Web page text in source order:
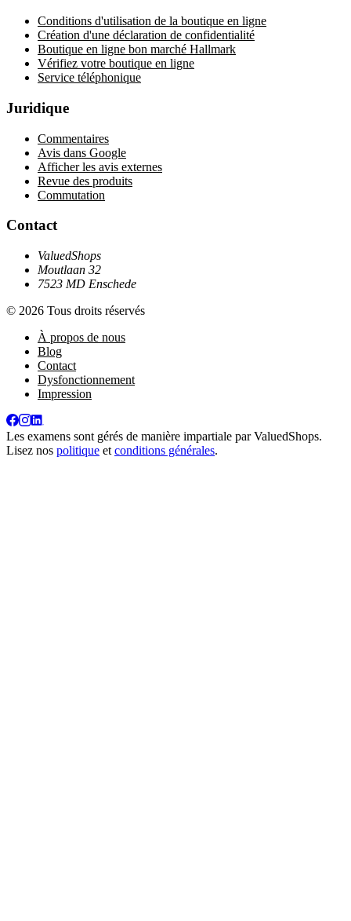
Conditions d'utilisation de la boutique en ligne
Création d'une déclaration de confidentialité
Boutique en ligne bon marché Hallmark
Vérifiez votre boutique en ligne
Service téléphonique
Juridique
Commentaires
Avis dans Google
Afficher les avis externes
Revue des produits
Commutation
Contact
ValuedShops
Moutlaan 32
7523 MD Enschede
© 2026 Tous droits réservés
À propos de nous
Blog
Contact
Dysfonctionnement
Impression
Les examens sont gérés de manière impartiale parValuedShops.
Lisez nos politique et conditions générales.